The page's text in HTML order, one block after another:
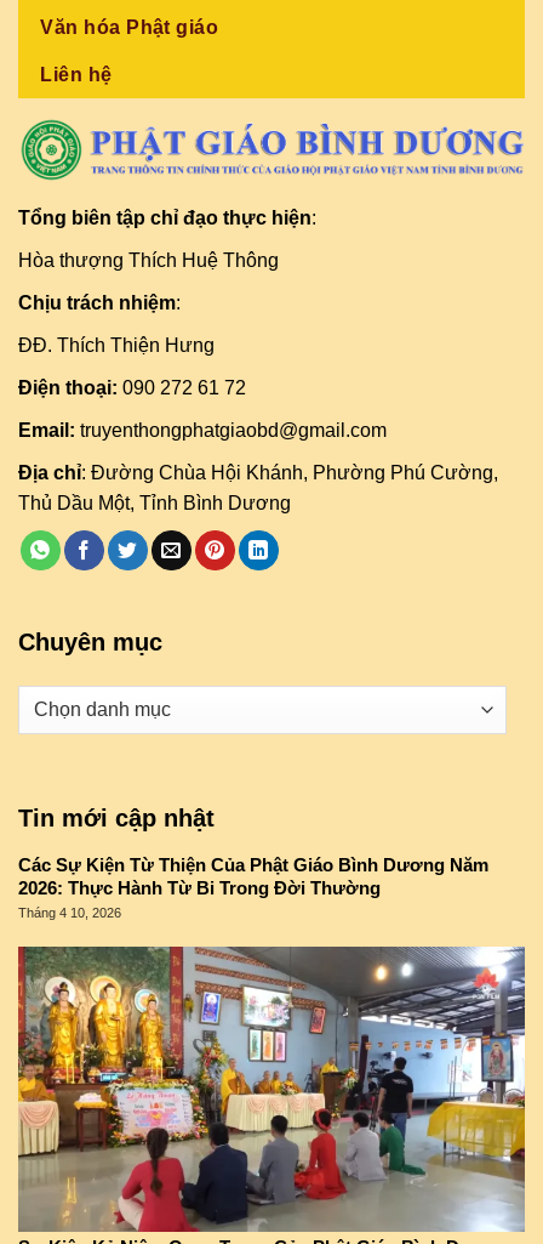
Văn hóa Phật giáo
Liên hệ
Tổng biên tập chỉ đạo thực hiện:
Hòa thượng Thích Huệ Thông
Chịu trách nhiệm:
ĐĐ. Thích Thiện Hưng
Điện thoại: 090 272 61 72
Email: truyenthongphatgiaobd@gmail.com
Địa chỉ: Đường Chùa Hội Khánh, Phường Phú Cường,
Thủ Dầu Một, Tỉnh Bình Dương
Chuyên mục
Danh
Tin mới cập nhật
Các Sự Kiện Từ Thiện Của Phật Giáo Bình Dương Năm
2026: Thực Hành Từ Bi Trong Đời Thường
Tháng 4 10, 2026